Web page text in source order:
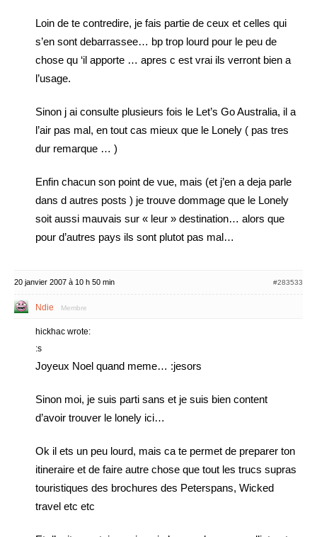
Loin de te contredire, je fais partie de ceux et celles qui
s’en sont debarrassee… bp trop lourd pour le peu de
chose qu ‘il apporte … apres c est vrai ils verront bien a
l’usage.
Sinon j ai consulte plusieurs fois le Let’s Go Australia, il a
l’air pas mal, en tout cas mieux que le Lonely ( pas tres
dur remarque … )
Enfin chacun son point de vue, mais (et j’en a deja parle
dans d autres posts ) je trouve dommage que le Lonely
soit aussi mauvais sur « leur » destination… alors que
pour d’autres pays ils sont plutot pas mal…
20 janvier 2007 à 10 h 50 min #283533
Ndie Membre
hickhac wrote:
:s
Joyeux Noel quand meme… :jesors
Sinon moi, je suis parti sans et je suis bien content
d’avoir trouver le lonely ici…
Ok il ets un peu lourd, mais ca te permet de preparer ton
itineraire et de faire autre chose que tout les trucs supras
touristiques des brochures des Peterspans, Wicked
travel etc etc